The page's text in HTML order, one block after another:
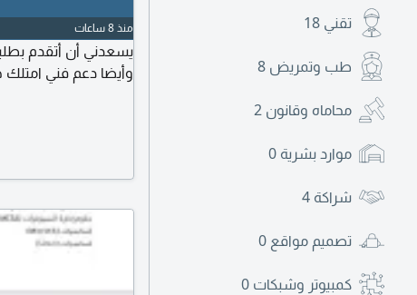
تقني 18
طب وتمريض 8
محاماه وقانون 2
موارد بشرية 0
شراكة 4
تصميم مواقع 0
كمبيوتر وشبكات 0
منذ 8 ساعات
يسعدني أن أتقدم
وأيضا دعم فني امتلك